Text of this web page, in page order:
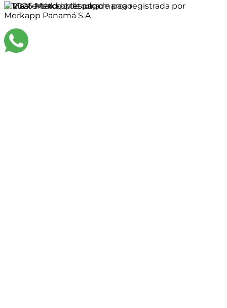
©2026Merkapp es una marca registrada por
Merkapp Panamá S.A